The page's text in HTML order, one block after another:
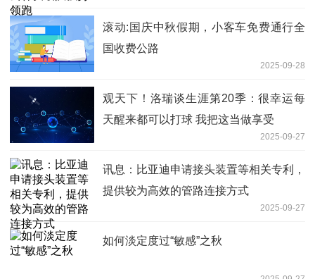
滚动:国庆中秋假期，小客车免费通行全
国收费公路
2025-09-28
观天下！洛瑞谈生涯第20季：很幸运每
天醒来都可以打球 我把这当做享受
2025-09-27
讯息：比亚迪申请接头装置等相关专利，
提供较为高效的管路连接方式
2025-09-27
如何淡定度过“敏感”之秋